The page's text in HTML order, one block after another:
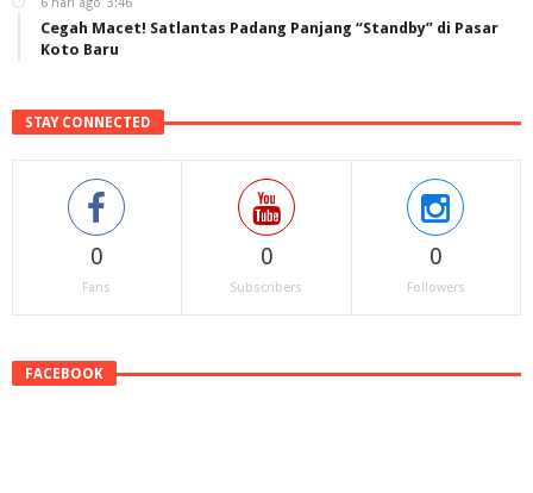
6 hari ago 3:46
Cegah Macet! Satlantas Padang Panjang “Standby” di Pasar
Koto Baru
STAY CONNECTED
0
Fans
0
Subscribers
0
Followers
FACEBOOK